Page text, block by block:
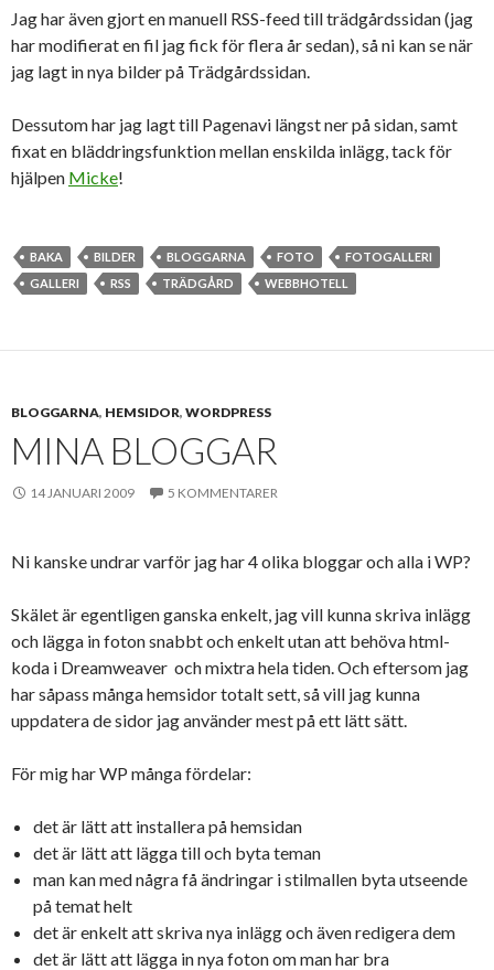
Jag har även gjort en manuell RSS-feed till trädgårdssidan (jag
har modifierat en fil jag fick för flera år sedan), så ni kan se när
jag lagt in nya bilder på Trädgårdssidan.
Dessutom har jag lagt till Pagenavi längst ner på sidan, samt
fixat en bläddringsfunktion mellan enskilda inlägg, tack för
hjälpen Micke!
BAKA BILDER BLOGGARNA FOTO
FOTOGALLERI
GALLERI
RSS TRÄDGÅRD WEBBHOTELL
BLOGGARNA, HEMSIDOR, WORDPRESS
MINA BLOGGAR
14 JANUARI 2009 5 KOMMENTARER
Ni kanske undrar varför jag har 4 olika bloggar och alla i WP?
Skälet är egentligen ganska enkelt, jag vill kunna skriva inlägg
och lägga in foton snabbt och enkelt utan att behöva html-
koda i Dreamweaver och mixtra hela tiden. Och eftersom jag
har såpass många hemsidor totalt sett, så vill jag kunna
uppdatera de sidor jag använder mest på ett lätt sätt.
För mig har WP många fördelar:
det är lätt att installera på hemsidan
det är lätt att lägga till och byta teman
man kan med några få ändringar i stilmallen byta utseende
på temat helt
det är enkelt att skriva nya inlägg och även redigera dem
det är lätt att lägga in nya foton om man har bra